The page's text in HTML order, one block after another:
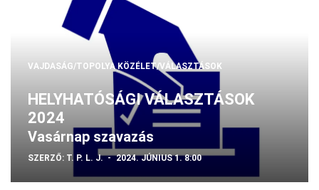
VAJDASÁG/TOPOLYA KÖZÉLET/VÁLASZTÁSOK
HELYHATÓSÁGI VÁLASZTÁSOK
2024
Vasárnap szavazás
SZERZŐ: T. P. L. J. 2024. JÚNIUS 1. 8:00